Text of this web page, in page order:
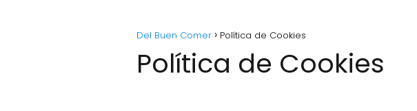
Del Buen Comer Política de Cookies
Política de Cookies